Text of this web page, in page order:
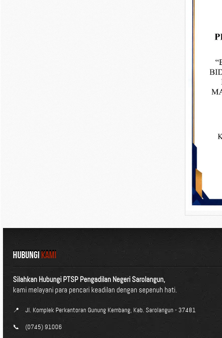
HUBUNGIKAMI
Silahkan Hubungi PTSP Pengadilan Negeri Sarolangun,
kami melayani para pencari keadilan dengan sepenuh hati.
📍
Jl. Komplek Perkantoran Gunung Kembang, Kab. Sarolangun - 37481
📞
(0745) 91006